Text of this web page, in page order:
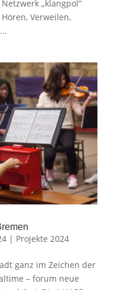
„klangpol“
Verweilen,
| Projekte 2024
ganz im Zeichen der
– forum neue